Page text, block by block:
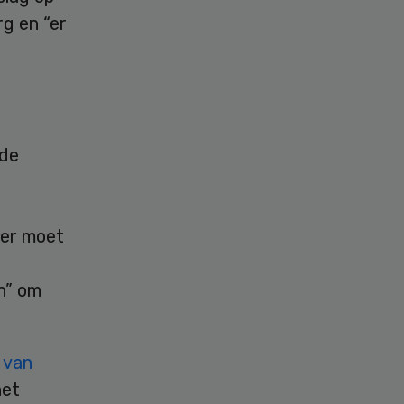
en “er
moet
om